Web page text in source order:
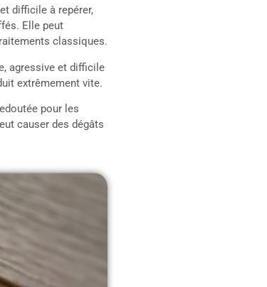
difficile à repérer,
Elle peut
classiques.
agressive et difficile
extrêmement vite.
pour les
causer des dégâts